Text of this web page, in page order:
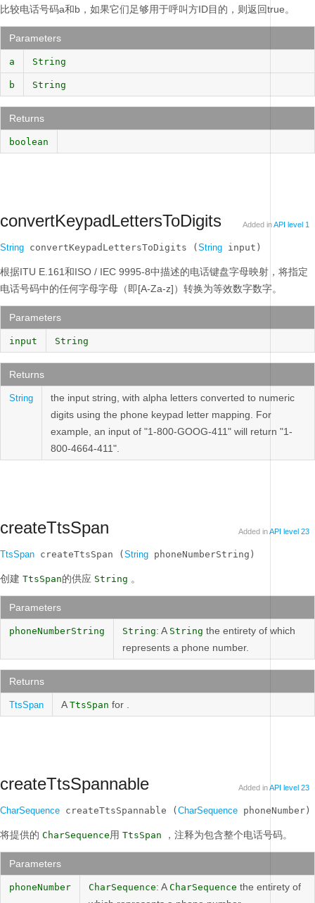
比较电话号码a和b，如果它们足够用于呼叫方ID目的，则返回true。
Parameters
a String
b String
Returns
boolean
convertKeypadLettersToDigits Added inAPI level 1
String convertKeypadLettersToDigits ( String input)
根据ITU E.161和ISO / IEC 9995-8中描述的电话键盘字母映射，将指定
电话号码中的任何字母字母（即[A-Za-z]）转换为等效数字数字。
Parameters
input String
Returns
String
the input string, with alpha letters converted to numeric
digits using the phone keypad letter mapping. For
example, an input of "1-800-GOOG-411" will return "1-
800-4664-411".
createTtsSpan Added inAPI level 23
TtsSpan createTtsSpan ( String phoneNumberString)
创建 TtsSpan的供应 String 。
Parameters
phoneNumberString String: A String the entirety of which
represents a phone number.
Returns
TtsSpan A TtsSpan for .
createTtsSpannable Added inAPI level 23
CharSequence createTtsSpannable ( CharSequence phoneNumber)
将提供的 CharSequence 用 TtsSpan ，注释为包含整个电话号码。
Parameters
phoneNumber CharSequence: A CharSequence the entirety of